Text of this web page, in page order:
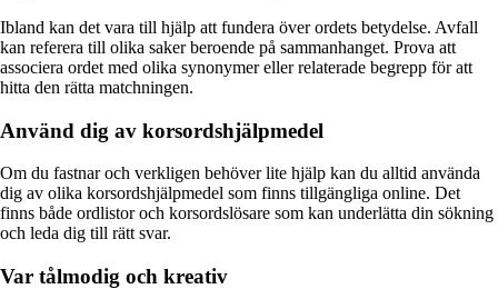
Ibland kan det vara till hjälp att fundera över ordets betydelse. Avfall
kan referera till olika saker beroende på sammanhanget. Prova att
associera ordet med olika synonymer eller relaterade begrepp för att
hitta den rätta matchningen.
Använd dig av korsordshjälpmedel
Om du fastnar och verkligen behöver lite hjälp kan du alltid använda
dig av olika korsordshjälpmedel som finns tillgängliga online. Det
finns både ordlistor och korsordslösare som kan underlätta din sökning
och leda dig till rätt svar.
Var tålmodig och kreativ